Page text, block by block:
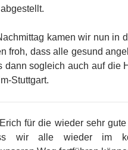
kamen wir nun in
froh, dass alle gesund
dann sogleich auch auf die
Stuttgart.
für die wieder sehr
wir alle wieder im